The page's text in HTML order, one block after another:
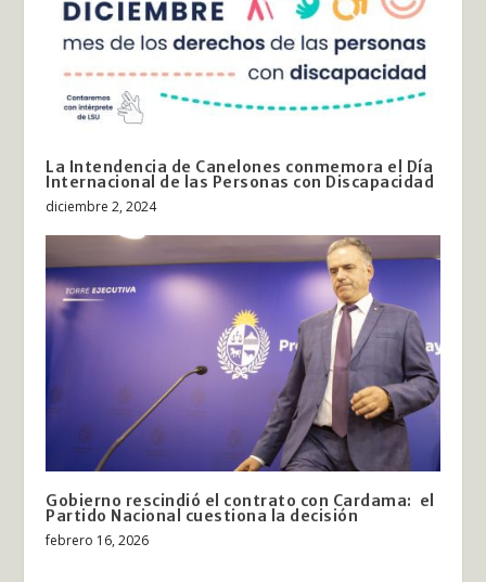
La Intendencia de Canelones conmemora el Día
Internacional de las Personas con Discapacidad
diciembre 2, 2024
Gobierno rescindió el contrato con Cardama: el
Partido Nacional cuestiona la decisión
febrero 16, 2026